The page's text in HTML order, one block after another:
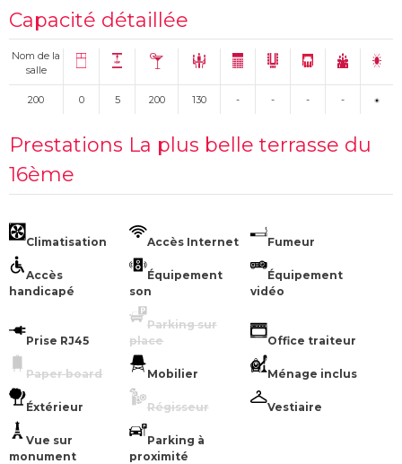
Capacité détaillée
Nom de la
salle
200 0 5 200 130 - - - -
Prestations La plus belle terrasse du
16ème
Climatisation Accès Internet Fumeur
Accès
handicapé
Équipement
son
Équipement
vidéo
Prise RJ45
Parking sur
place
Office traiteur
Paper board Mobilier Ménage inclus
Éxtérieur Régisseur Vestiaire
Vue sur
monument
Parking à
proximité